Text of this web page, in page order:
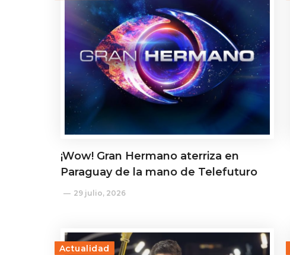
¡Wow! Gran Hermano aterriza en
Paraguay de la mano de Telefuturo
29 julio, 2026
Actualidad